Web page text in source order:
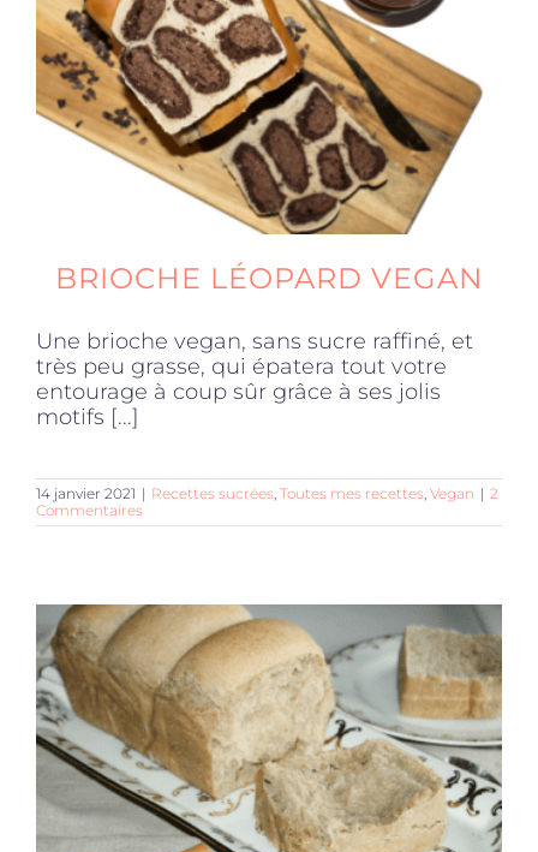
Produits sains
Click and collect
Accessoires
BRIOCHE LÉOPARD VEGAN
Une brioche vegan, sans sucre raffiné, et
très peu grasse, qui épatera tout votre
entourage à coup sûr grâce à ses jolis
motifs [...]
14 janvier 2021 | Recettes sucrées Toutes mes recettes Vegan | 2
Commentaires